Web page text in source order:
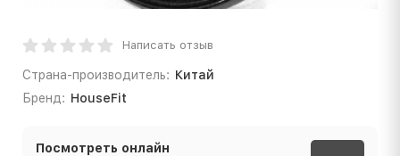
Написать отзыв
Страна-производитель: Китай
Бренд: HouseFit
Посмотреть онлайн